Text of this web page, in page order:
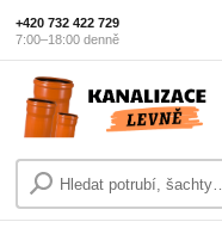
+420 732 422 729
7:00–18:00 denně